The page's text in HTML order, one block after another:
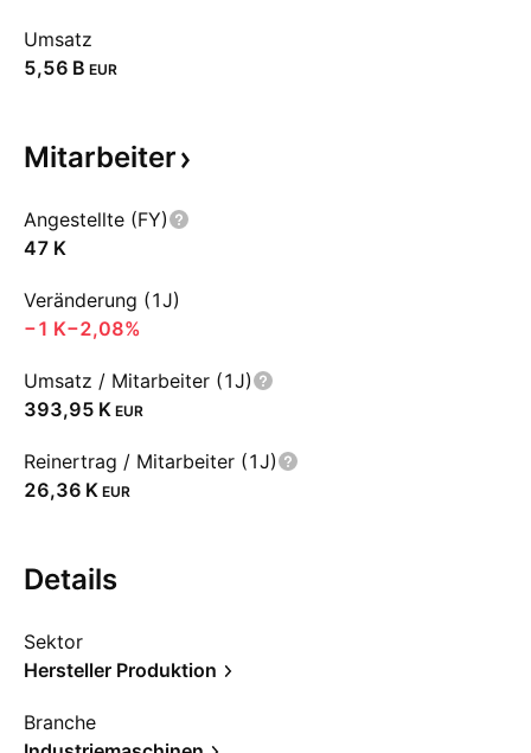
Umsatz
‪5,56 B‬ EUR
Mitarbeiter
Angestellte (FY)
‪47 K‬
Veränderung (1J)
‪−1 K‬−2,08%
Umsatz / Mitarbeiter (1J)
‪393,95 K‬ EUR
Reinertrag / Mitarbeiter (1J)
‪26,36 K‬ EUR
Details
Sektor
Hersteller Produktion
Branche